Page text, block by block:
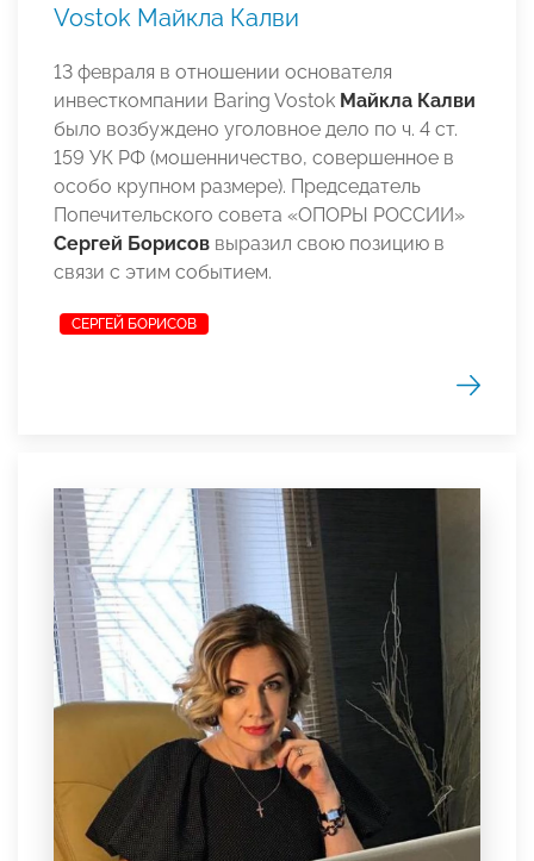
Vostok Майкла Калви
13 февраля в отношении основателя
инвесткомпании Baring Vostok Майкла Калви
было возбуждено уголовное дело по ч. 4 ст.
159 УК РФ (мошенничество, совершенное в
особо крупном размере). Председатель
Попечительского совета «ОПОРЫ РОССИИ»
Сергей Борисов выразил свою позицию в
связи с этим событием.
СЕРГЕЙ БОРИСОВ